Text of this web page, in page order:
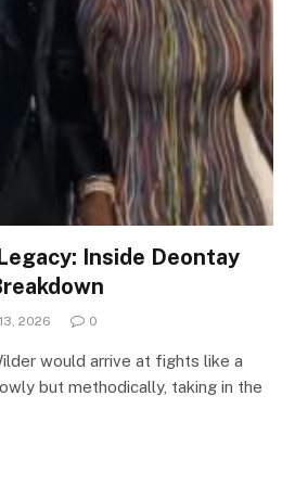
Inside Deontay
2026 0
would arrive at fights like a
but methodically, taking in the